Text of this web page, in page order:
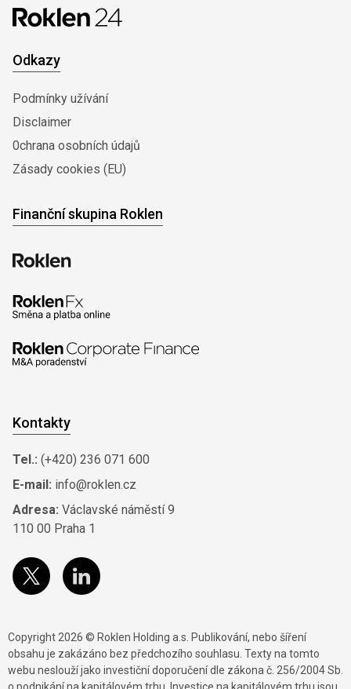
Odkazy
Podmínky užívání
Disclaimer
0chrana osobních údajů
Zásady cookies (EU)
Finanční skupina Roklen
Kontakty
Tel.: (+420) 236 071 600
E-mail: info@roklen.cz
Adresa: Václavské náměstí 9
110 00 Praha 1
Copyright 2026 © Roklen Holding a.s. Publikování, nebo šíření
obsahu je zakázáno bez předchozího souhlasu. Texty na tomto
webu neslouží jako investiční doporučení dle zákona č. 256/2004 Sb.
o podnikání na kapitálovém trhu. Investice na kapitálovém trhu jsou